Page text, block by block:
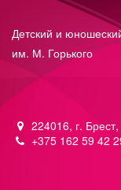
Детский и
им. М. Горького
224016, г.
+375 162 59 42